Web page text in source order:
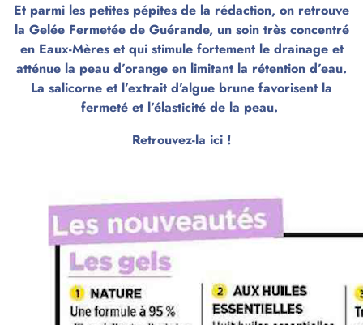
Et parmi les petites pépites de la rédaction, on retrouve
la Gelée Fermetée de Guérande, un soin très concentré
en Eaux-Mères et qui stimule fortement le drainage et
atténue la peau d’orange en limitant la rétention d’eau.
La salicorne et l’extrait d’algue brune favorisent la
fermeté et l’élasticité de la peau.
Retrouvez-la ici !